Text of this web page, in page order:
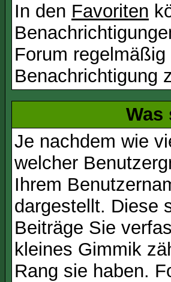
In den Favoriten
Forum
Benachrichtigung
Was
Je nachdem wie
welcher
Ihrem
dargestellt. Diese
Beiträge Sie
kleines Gimmik
Rang sie haben.